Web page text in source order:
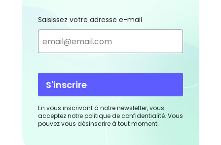
Saisissez votre adresse e-mail
S'inscrire
En vous inscrivant à notre newsletter, vous
acceptez notre politique de confidentialité. Vous
pouvez vous désinscrire à tout moment.